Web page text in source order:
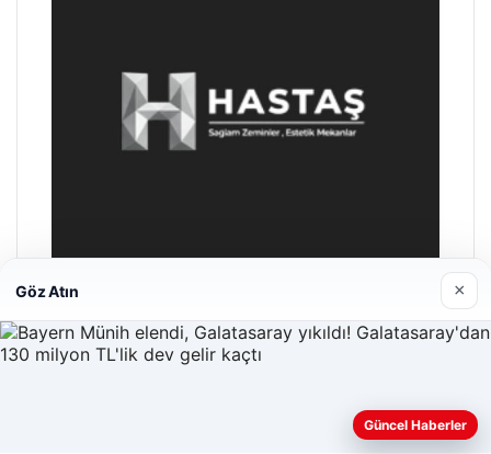
Enes Kaplan Avukatlık Bürosu
Web sitemizi nasıl kullandığınızı daha iyi anlayabilmek,
Göz Atın ×
Güncel Haberler